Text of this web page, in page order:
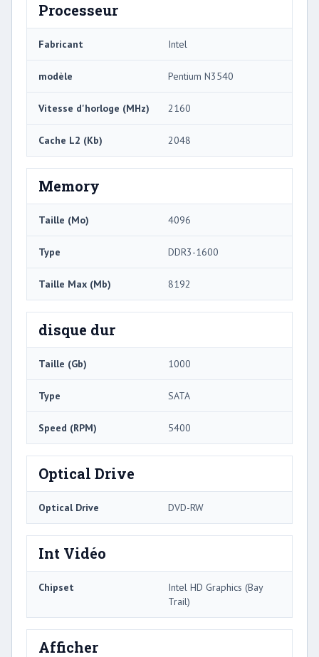
Processeur
Fabricant Intel
modèle Pentium N3540
Vitesse d'horloge (MHz) 2160
Cache L2 (Kb) 2048
Memory
Taille (Mo) 4096
Type DDR3-1600
Taille Max (Mb) 8192
disque dur
Taille (Gb) 1000
Type SATA
Speed ​​(RPM) 5400
Optical Drive
Optical Drive DVD-RW
Int Vidéo
Chipset
Intel HD Graphics (Bay
Trail)
Afficher